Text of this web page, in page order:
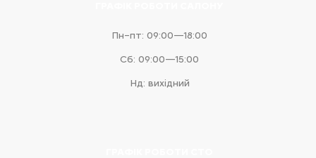
Пн–пт: 09:00—18:00
Сб: 09:00—15:00
Нд: вихідний